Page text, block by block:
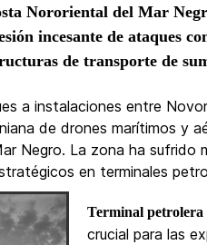
Nororiental del Mar
incesante de ataques
de transporte de
a instalaciones entre
de drones marítimos y
Negro. La zona ha
en terminales
Terminal petrolera
crucial para las